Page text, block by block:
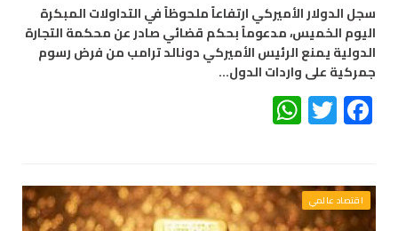
سجل الدولار الأميركي ارتفاعاً ملحوظاً في التداولات المبكرة
اليوم الخميس، مدعوماً بحكم قضائي صادر عن محكمة التجارة
الدولية يمنع الرئيس الأميركي دونالد ترامب من فرض رسوم
جمركية على واردات الدول…
Facebook
Twitter
اقتصاد عالمي